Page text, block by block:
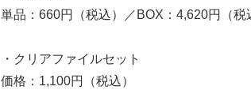
単品：660円（税込）／BOX：4,620円（税
・クリアファイルセット
価格：1,100円（税込）